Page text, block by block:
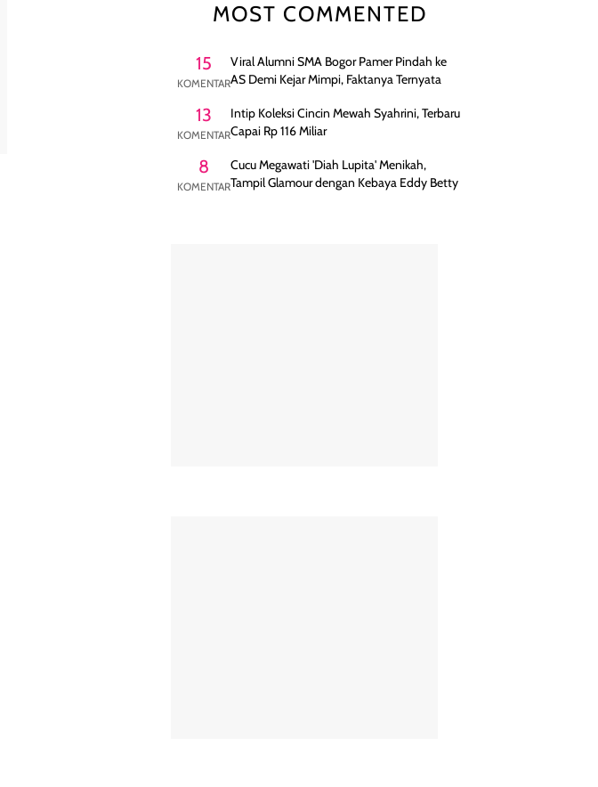
MOST COMMENTED
15
KOMENTAR
Viral Alumni SMA Bogor Pamer Pindah ke
AS Demi Kejar Mimpi, Faktanya Ternyata
13
KOMENTAR
Intip Koleksi Cincin Mewah Syahrini, Terbaru
Capai Rp 116 Miliar
8
KOMENTAR
Cucu Megawati 'Diah Lupita' Menikah,
Tampil Glamour dengan Kebaya Eddy Betty